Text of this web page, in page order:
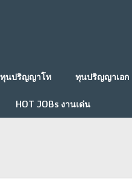
ทุนปริญญาโท ทุนปริญญาเอก
HOT JOBs งานเด่น